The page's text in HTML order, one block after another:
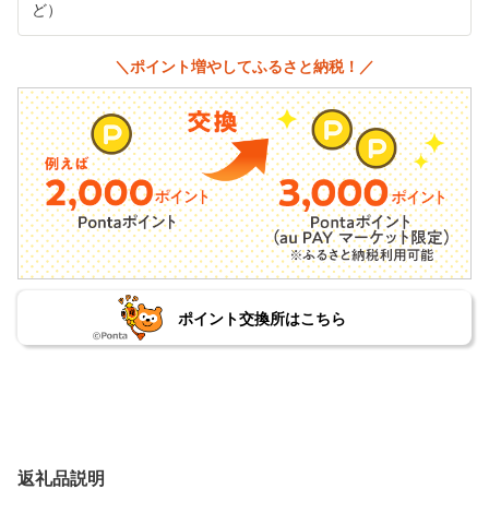
ど）
＼ポイント増やしてふるさと納税！／
ポイント交換所はこちら
返礼品説明